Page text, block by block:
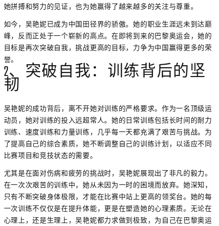
她拼搏和努力的见证，也为她赢得了越来越多的关注与尊重。
如今，吴艳妮已成为中国田径界的骄傲。她的职业生涯远未到达巅
峰，反而正处于一个崭新的高点。在即将到来的巴黎奥运会，她的
目标是再次突破自我，挑战更高的目标，力争为中国赢得更多的荣
誉。
2、突破自我：训练背后的坚
韧
吴艳妮的成功背后，离不开她对训练的严格要求。作为一名顶级运
动员，她对训练的投入远超常人。她的日常训练包括长时间的耐力
训练、速度训练和力量训练，几乎每一天都充满了艰苦与挑战。为
了提高自己的综合素质，她不断调整自己的训练计划，以适应不同
比赛项目和竞技状态的需要。
尤其是在面对伤病和疲劳的挑战时，吴艳妮展现出了非凡的毅力。
在一次次艰苦的训练中，她从未因为一时的困境而放弃。她深知，
只有不断突破身体极限，才能在比赛中站上更高的领奖台。她的每
一次训练不仅仅是在提升体能，更是在塑造她的心理素质。无论在
心理上，还是生理上，吴艳妮都力求做到极致，为自己在巴黎奥运